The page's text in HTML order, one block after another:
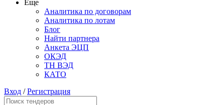
Еще
Аналитика по договорам
Аналитика по лотам
Блог
Найти партнера
Анкета ЭЦП
ОКЭД
ТН ВЭД
КАТО
Вход /Регистрация